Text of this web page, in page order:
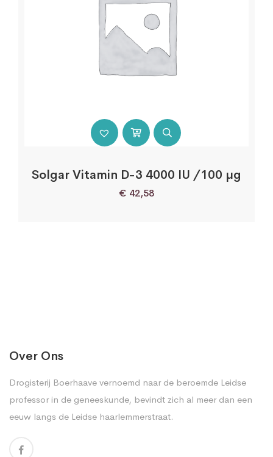
Solgar Vitamin D-3 4000 IU /100 µg
€ 42,58
Over Ons
Drogisterij Boerhaave vernoemd naar de beroemde Leidse
professor in de geneeskunde, bevindt zich al meer dan een
eeuw langs de Leidse haarlemmerstraat.